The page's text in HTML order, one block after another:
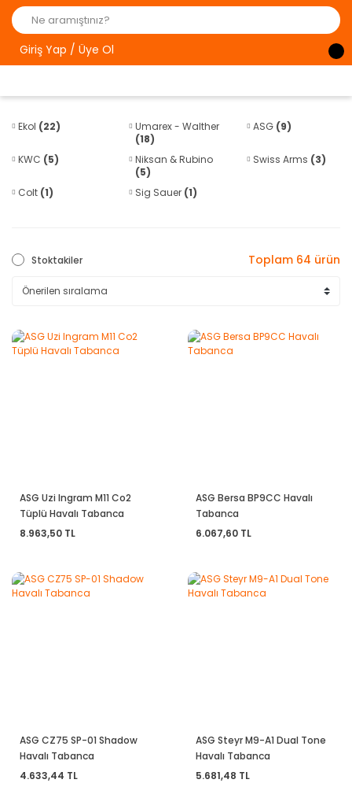
Giriş Yap / Üye Ol
Ekol (22)
Umarex - Walther
(18)
ASG (9)
KWC (5)
Niksan & Rubino
(5)
Swiss Arms (3)
Colt (1) Sig Sauer (1)
Stoktakiler Toplam 64 ürün
ASG Uzi Ingram M11 Co2
Tüplü Havalı Tabanca
8.963,50 TL
ASG Bersa BP9CC Havalı
Tabanca
6.067,60 TL
ASG CZ75 SP-01 Shadow
Havalı Tabanca
4.633,44 TL
ASG Steyr M9-A1 Dual Tone
Havalı Tabanca
5.681,48 TL